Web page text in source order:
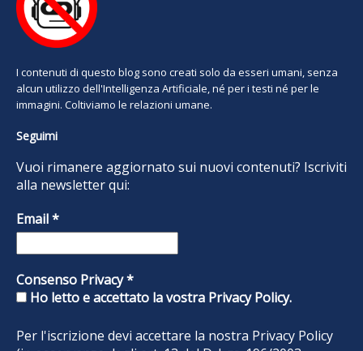
I contenuti di questo blog sono creati solo da esseri umani, senza
alcun utilizzo dell'Intelligenza Artificiale, né per i testi né per le
immagini. Coltiviamo le relazioni umane.
Seguimi
Vuoi rimanere aggiornato sui nuovi contenuti? Iscriviti
alla newsletter qui:
Email*
Consenso Privacy*
Ho letto e accettato la vostra Privacy Policy.
Per l'iscrizione devi accettare la nostra Privacy Policy